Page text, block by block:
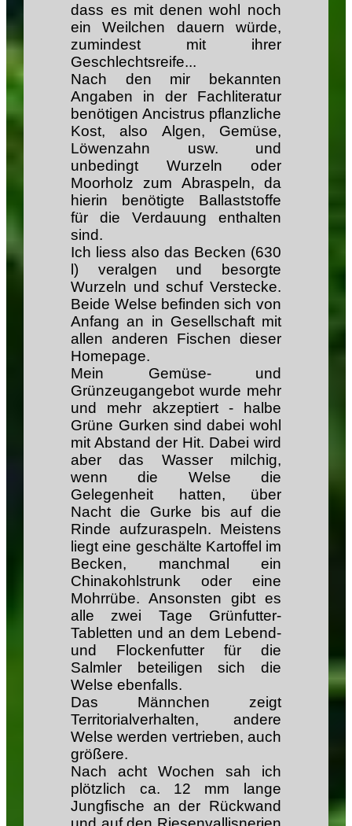
dass es mit denen wohl noch
ein Weilchen dauern würde,
zumindest mit ihrer
Geschlechtsreife...
Nach den mir bekannten
Angaben in der Fachliteratur
benötigen Ancistrus pflanzliche
Kost, also Algen, Gemüse,
Löwenzahn usw. und
unbedingt Wurzeln oder
Moorholz zum Abraspeln, da
hierin benötigte Ballaststoffe
für die Verdauung enthalten
sind.
Ich liess also das Becken (630
l) veralgen und besorgte
Wurzeln und schuf Verstecke.
Beide Welse befinden sich von
Anfang an in Gesellschaft mit
allen anderen Fischen dieser
Homepage.
Mein Gemüse- und
Grünzeugangebot wurde mehr
und mehr akzeptiert - halbe
Grüne Gurken sind dabei wohl
mit Abstand der Hit. Dabei wird
aber das Wasser milchig,
wenn die Welse die
Gelegenheit hatten, über
Nacht die Gurke bis auf die
Rinde aufzuraspeln. Meistens
liegt eine geschälte Kartoffel im
Becken, manchmal ein
Chinakohlstrunk oder eine
Mohrrübe. Ansonsten gibt es
alle zwei Tage Grünfutter-
Tabletten und an dem Lebend-
und Flockenfutter für die
Salmler beteiligen sich die
Welse ebenfalls.
Das Männchen zeigt
Territorialverhalten, andere
Welse werden vertrieben, auch
größere.
Nach acht Wochen sah ich
plötzlich ca. 12 mm lange
Jungfische an der Rückwand